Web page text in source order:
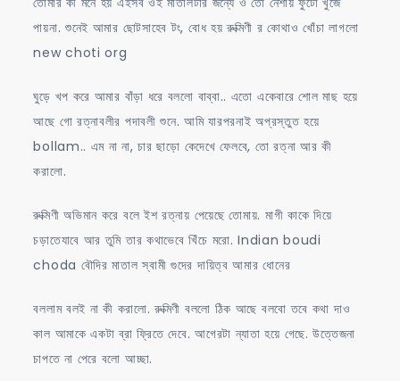
পায়না. শুনেই আমার ছোটসাহেব টং, বোধ হয় রুক্মিণী র কোথাও খোঁচা লাগলো
new choti org
ঘুড়ে খপ করে আমার বাঁড়া ধরে বললো বাব্বা.. এতো একেবারে শোল মাছ হয়ে
আছে গো রত্নাবলীর পদাবলী শুনে. আমি যারপরনাই অপ্রস্তুত হয়ে
bollam.. এম না না, চার ছাড়ো কেদেখে ফেলবে, তো রত্না আর কী
করালো.
রুক্মিণী অভিমান করে বলে ইশ রত্নায় পেয়েছে তোমায়. মাগী কাকে দিয়ে
চড়াতেযাবে আর তুমি তার কথাভেবে খিঁচে মরো. Indian boudi
choda বৌদির মাতাল স্বামী গুদের দায়িত্ব আমার ধোনের
বললাম বলই না কী করালো. রুক্মিণী বললো ঠিক আছে বলবো তবে কথা দাও
কাল আমাকে একটা ব্রা ফ্রিতে দেবে. আগেরটা ন্যাতা হয়ে গেছে. উত্তেজনা
চাপতে না পেরে বলো আচ্ছা.